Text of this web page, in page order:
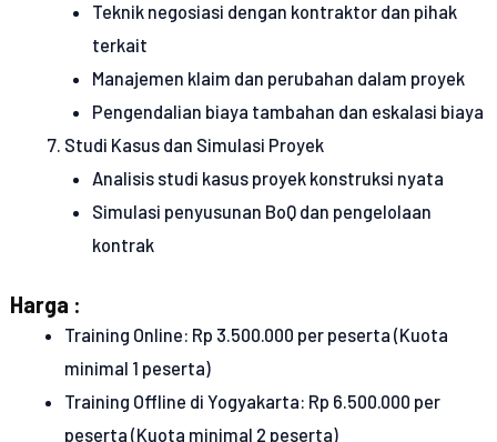
Teknik negosiasi dengan kontraktor dan pihak
terkait
Manajemen klaim dan perubahan dalam proyek
Pengendalian biaya tambahan dan eskalasi biaya
Studi Kasus dan Simulasi Proyek
Analisis studi kasus proyek konstruksi nyata
Simulasi penyusunan BoQ dan pengelolaan
kontrak
Harga :
Training Online: Rp 3.500.000 per peserta (Kuota
minimal 1 peserta)
Training Offline di Yogyakarta: Rp 6.500.000 per
peserta (Kuota minimal 2 peserta)